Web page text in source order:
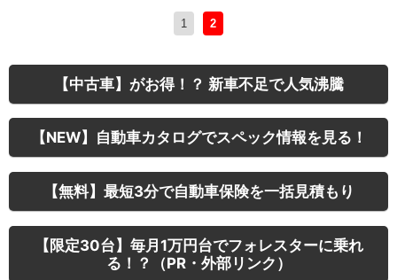
1 2
【中古車】がお得！？ 新車不足で人気沸騰
【NEW】自動車カタログでスペック情報を見る！
【無料】最短3分で自動車保険を一括見積もり
【限定30台】毎月1万円台でフォレスターに乗れ
る！？（PR・外部リンク）